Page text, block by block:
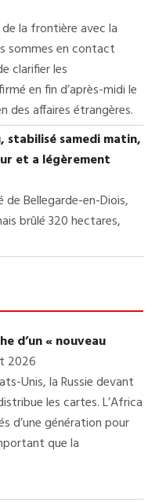
la frontière avec la
sommes en contact
clarifier les
en fin d’après-midi le
des affaires étrangères.
stabilisé samedi matin,
et a légèrement
de Bellegarde-en-Diois,
brûlé 320 hectares,
d’un « nouveau
2026
Unis, la Russie devant
les cartes. L’Africa
d’une génération pour
que la